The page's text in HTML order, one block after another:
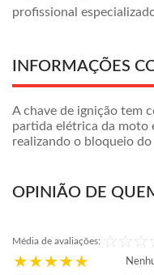
profissional
INFORMAÇÕES
A chave de ignição tem
partida elétrica da moto
realizando o bloqueio do
OPINIÃO DE
Média de avaliações: